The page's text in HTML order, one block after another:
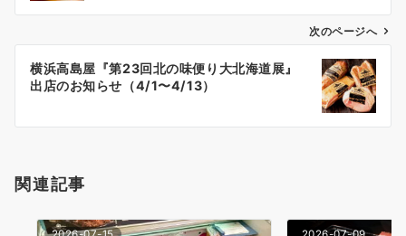
ビ
ン
次のページへ
横浜高島屋『第23回北の味便り大北海道展』
出店のお知らせ（4/1〜4/13）
関連記事